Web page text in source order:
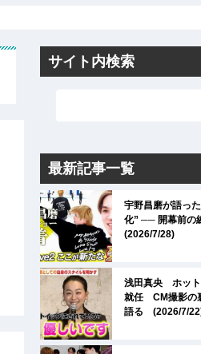
サイト内検索
最新記事一覧
宇野昌磨が語っ
化” ── 開幕前の
(2026/7/28)
浅田真央 ホット
就任 CM撮影の
語る (2026/7/